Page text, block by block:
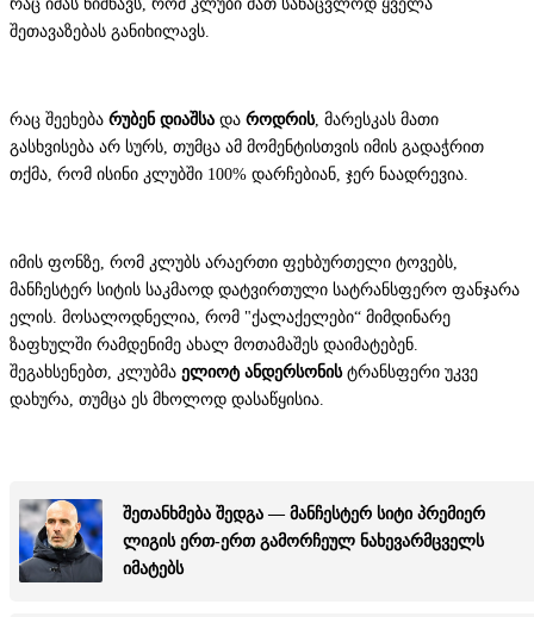
რაც იმას ნიშნავს, რომ კლუბი მათ სანაცვლოდ ყველა
შეთავაზებას განიხილავს.
რაც შეეხება რუბენ დიაშსა და როდრის, მარესკას მათი
გასხვისება არ სურს, თუმცა ამ მომენტისთვის იმის გადაჭრით
თქმა, რომ ისინი კლუბში 100% დარჩებიან, ჯერ ნაადრევია.
იმის ფონზე, რომ კლუბს არაერთი ფეხბურთელი ტოვებს,
მანჩესტერ სიტის საკმაოდ დატვირთული სატრანსფერო ფანჯარა
ელის. მოსალოდნელია, რომ "ქალაქელები“ მიმდინარე
ზაფხულში რამდენიმე ახალ მოთამაშეს დაიმატებენ.
შეგახსენებთ, კლუბმა ელიოტ ანდერსონისტრანსფერი უკვე
დახურა, თუმცა ეს მხოლოდ დასაწყისია.
შეთანხმება შედგა — მანჩესტერ სიტი პრემიერ
ლიგის ერთ-ერთ გამორჩეულ ნახევარმცველს
იმატებს